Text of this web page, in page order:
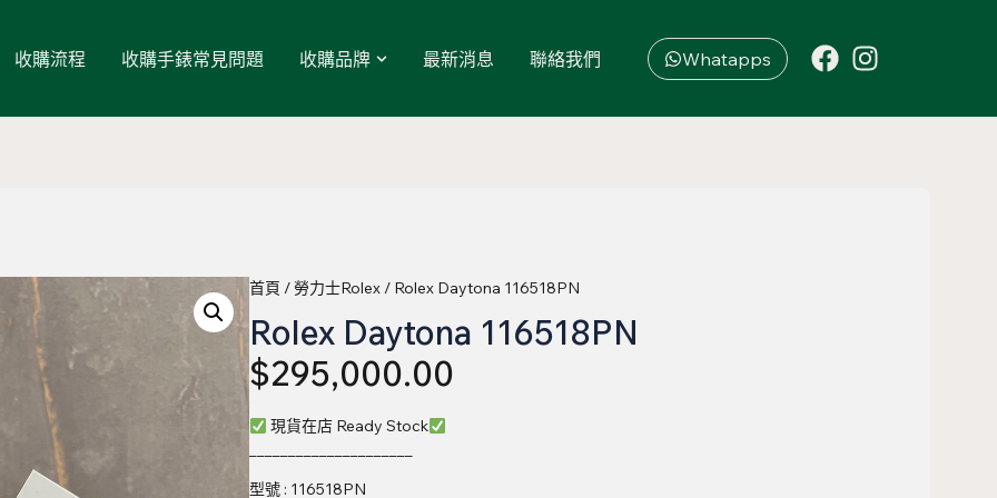
收購流程 收購手錶常見問題 收購品牌 最新消息 聯絡我們 Whatapps
首頁 /勞力士Rolex / Rolex Daytona 116518PN
Rolex Daytona 116518PN
$295,000.00
現貨在店 Ready Stock
型號 : 116518PN